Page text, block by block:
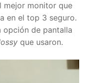
mejor monitor que
en el top 3 seguro.
opción de pantalla
que usaron.